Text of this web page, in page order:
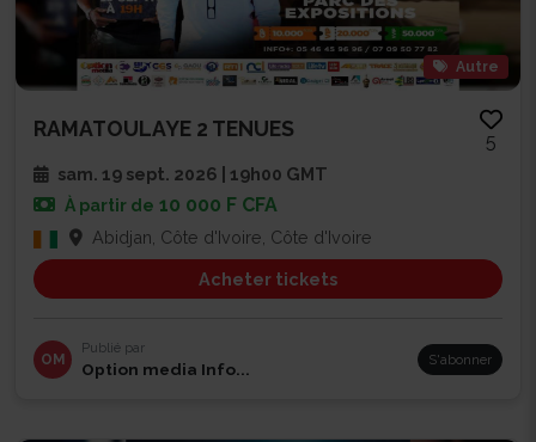
Autre
RAMATOULAYE 2 TENUES
5
sam. 19 sept. 2026 | 19h00 GMT
À partir de 10 000 F CFA
Abidjan, Côte d'Ivoire, Côte d'Ivoire
Acheter tickets
OM
Publié par
Option media Info... S'abonner